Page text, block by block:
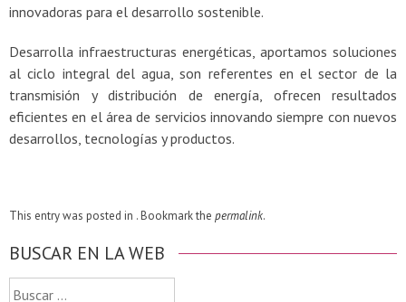
innovadoras para el desarrollo sostenible.
Desarrolla infraestructuras energéticas, aportamos soluciones
al ciclo integral del agua, son referentes en el sector de la
transmisión y distribución de energía, ofrecen resultados
eficientes en el área de servicios innovando siempre con nuevos
desarrollos, tecnologías y productos.
This entry was posted in . Bookmark the permalink.
BUSCAR EN LA WEB
Buscar: